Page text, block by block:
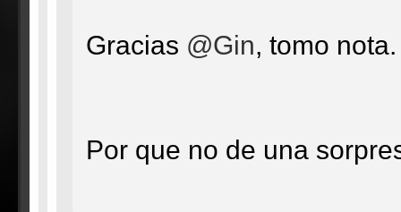
Gracias @Gin, tomo
Por que no de una